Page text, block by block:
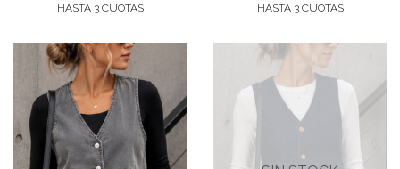
HASTA 3 CUOTAS HASTA 3 CUOTAS